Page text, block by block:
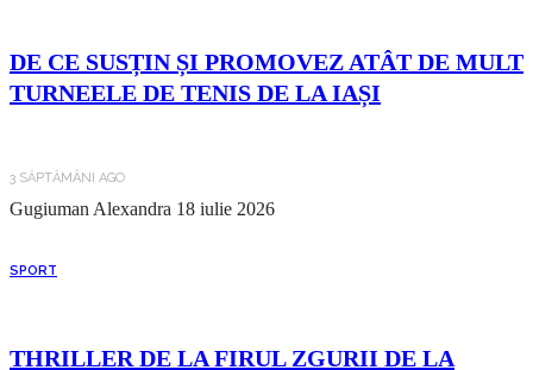
DE CE SUSȚIN ȘI PROMOVEZ ATÂT DE MULT
TURNEELE DE TENIS DE LA IAȘI
3 SĂPTĂMÂNI AGO
Gugiuman Alexandra 18 iulie 2026
SPORT
THRILLER DE LA FIRUL ZGURII DE LA